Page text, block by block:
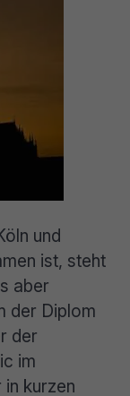
und
ist, steht
aber
der Diplom
der
im
kurzen